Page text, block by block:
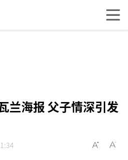
兰海报 父子情深引发